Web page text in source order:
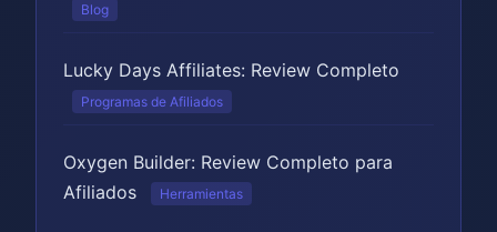
Blog
Lucky Days Affiliates: Review Completo
Programas de Afiliados
Oxygen Builder: Review Completo para
Afiliados
Herramientas